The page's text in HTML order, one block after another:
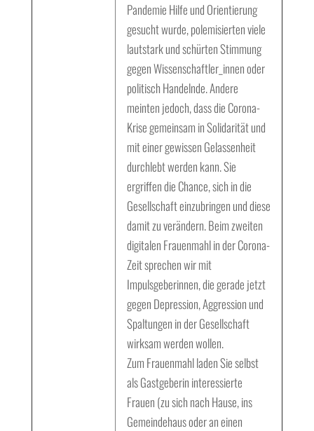
Pandemie Hilfe und Orientierung
gesucht wurde, polemisierten viele
lautstark und schürten Stimmung
gegen Wissenschaftler_innen oder
politisch Handelnde. Andere
meinten jedoch, dass die Corona-
Krise gemeinsam in Solidarität und
mit einer gewissen Gelassenheit
durchlebt werden kann. Sie
ergriffen die Chance, sich in die
Gesellschaft einzubringen und diese
damit zu verändern. Beim zweiten
digitalen Frauenmahl in der Corona-
Zeit sprechen wir mit
Impulsgeberinnen, die gerade jetzt
gegen Depression, Aggression und
Spaltungen in der Gesellschaft
wirksam werden wollen.
Zum Frauenmahl laden Sie selbst
als Gastgeberin interessierte
Frauen (zu sich nach Hause, ins
Gemeindehaus oder an einen